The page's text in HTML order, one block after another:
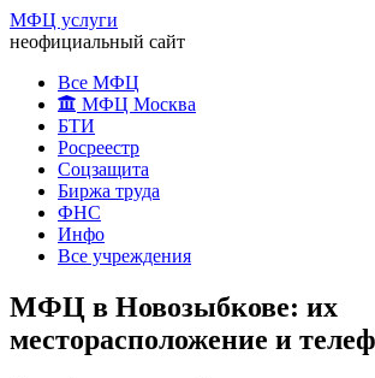
МФЦ услуги
неофициальный сайт
Все МФЦ
МФЦ Москва
БТИ
Росреестр
Соцзащита
Биржа труда
ФНС
Инфо
Все учреждения
МФЦ в Новозыбкове: их
месторасположение и